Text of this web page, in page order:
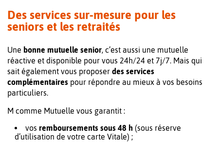
Des services sur-mesure pour les
seniors et les retraités
Une bonne mutuelle senior, c’est aussi une mutuelle
réactive et disponible pour vous 24h/24 et 7j/7. Mais qui
sait également vous proposer des services
complémentaires pour répondre au mieux à vos besoins
particuliers.
M comme Mutuelle vous garantit :
vos remboursements sous 48 h (sous réserve
d’utilisation de votre carte Vitale) ;